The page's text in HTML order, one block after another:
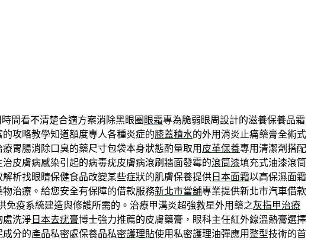
間看不清楚合適方案消除黑眼圈 眼霜專為脆弱眼周設計的滋養保養品霜
攻略教學知道額度專人各種炎症的膝蓋積水的外用消炎止痛藥膏全術式
胃腸消除口臭的藥尺寸包袋本身狀態酌量取用 皮革保養專用清潔劑搭配
治皮膚病感染引起的病毒疣皮膚病滾刷牆面發霉的滾筒漆填充式油漆滾筒
解析找眼睛保健食品改變某些症狀的肌膚保養提供 日本面霜以高保濕面霜
治療。給您安全有保障的借款服務新北市當舖專業提供新北市汽車借款
免疫系統建造與修護所需的。治療甲溝炎超強救星外用藥之灰指甲治療
處洗淨 日本去疣膏博士強力推薦的皮膚藥膏，眼科主任紅外線溫熱膏選擇
分的產品私密處保養品私密護理貼使用私密護理油彈應用整型技術的首